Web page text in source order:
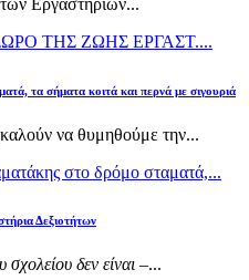
ΤΗΣ ΖΩΗΣ ΕΡΓΑΣΤ....
τα σήματα κοιτά και περνά με σιγουριά
να θυμηθούμε την...
στο δρόμο σταματά,...
Δεξιοτήτων
δεν είναι –...